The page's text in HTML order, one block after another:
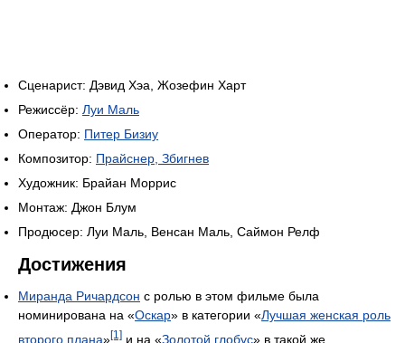
Сценарист: Дэвид Хэа, Жозефин Харт
Режиссёр: Луи Маль
Оператор: Питер Бизиу
Композитор: Прайснер, Збигнев
Художник: Брайан Моррис
Монтаж: Джон Блум
Продюсер: Луи Маль, Венсан Маль, Саймон Релф
Достижения
Миранда Ричардсон с ролью в этом фильме была
номинирована на «Оскар» в категории «Лучшая женская роль
второго плана»[1] и на «Золотой глобус» в такой же